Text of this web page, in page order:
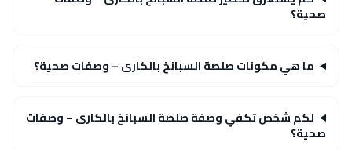
صحية؟
ما هي مكونات صلصة السبانخ بالكارى – وصفات صحية؟
لكم شخص تكفي وصفة صلصة السبانخ بالكارى – وصفات
صحية؟